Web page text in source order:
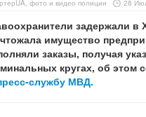
фото и видео полиции 28
задержали в
имущество
заказы, получая
кругах, об этом
службу МВД.